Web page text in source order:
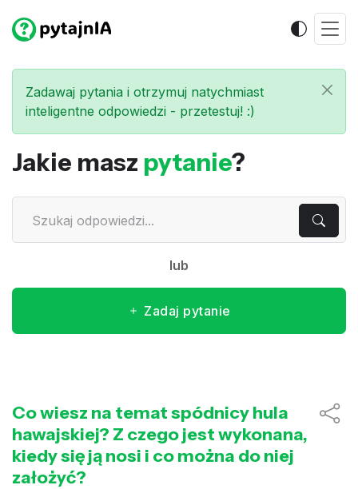
Zadawaj pytania i otrzymuj natychmiast
inteligentne odpowiedzi - przetestuj! :)
Jakie masz pytanie?
lub
Zadaj pytanie
Co wiesz na temat spódnicy hula
hawajskiej? Z czego jest wykonana,
kiedy się ją nosi i co można do niej
założyć?